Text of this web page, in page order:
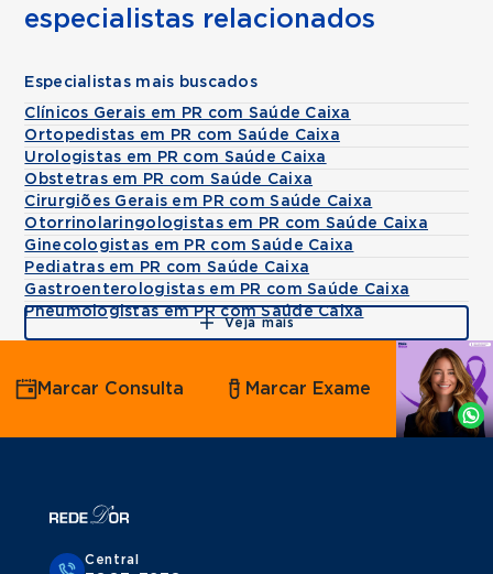
especialistas relacionados
Especialistas mais buscados
Clínicos Gerais em PR com Saúde Caixa
Ortopedistas em PR com Saúde Caixa
Urologistas em PR com Saúde Caixa
Obstetras em PR com Saúde Caixa
Cirurgiões Gerais em PR com Saúde Caixa
Otorrinolaringologistas em PR com Saúde Caixa
Ginecologistas em PR com Saúde Caixa
Pediatras em PR com Saúde Caixa
Gastroenterologistas em PR com Saúde Caixa
Pneumologistas em PR com Saúde Caixa
Veja mais
Agende
por
Whatsapp
Marcar Consulta Marcar Exame
Central